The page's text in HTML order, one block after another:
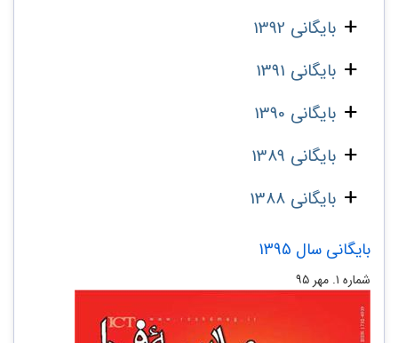
بایگانی 1392
بایگانی 1391
بایگانی 1390
بایگانی 1389
بایگانی 1388
بایگانی سال 1395
شماره ۱. مهر ۹۵